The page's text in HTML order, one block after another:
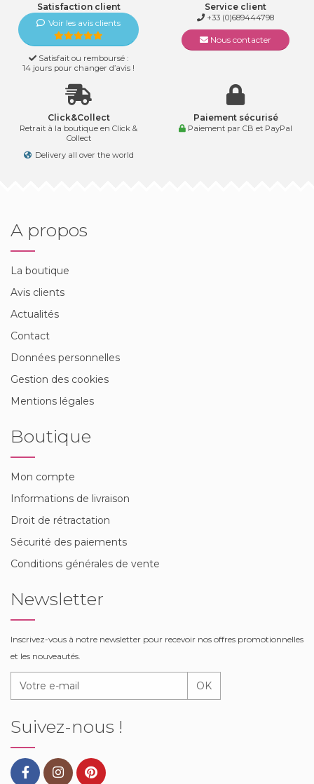
Satisfaction client
Voir les avis clients
Satisfait ou remboursé :
14 jours pour changer d’avis !
Service client
+33 (0)689444798
Nous contacter
Click&Collect
Retrait à la boutique en Click &
Collect
Delivery all over the world
Paiement sécurisé
Paiement par CB et PayPal
A propos
La boutique
Avis clients
Actualités
Contact
Données personnelles
Gestion des cookies
Mentions légales
Boutique
Mon compte
Informations de livraison
Droit de rétractation
Sécurité des paiements
Conditions générales de vente
Newsletter
Inscrivez-vous à notre newsletter pour recevoir nos offres promotionnelles
et les nouveautés.
OK
Suivez-nous !